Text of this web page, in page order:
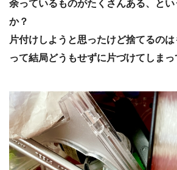
余っているものがたくさんある、と
か？
片付けしようと思ったけど捨てるの
って結局どうもせずに片づけてしまっ